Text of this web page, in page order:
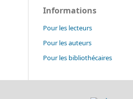
Informations
Pour les lecteurs
Pour les auteurs
Pour les bibliothécaires